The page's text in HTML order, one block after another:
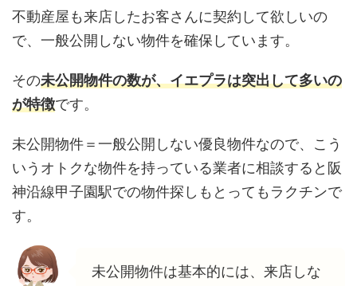
不動産屋も来店したお客さんに契約して欲しいの
で、一般公開しない物件を確保しています。
その未公開物件の数が、イエプラは突出して多いの
が特徴です。
未公開物件＝一般公開しない優良物件なので、こう
いうオトクな物件を持っている業者に相談すると阪
神沿線甲子園駅での物件探しもとってもラクチンで
す。
未公開物件は基本的には、来店しな